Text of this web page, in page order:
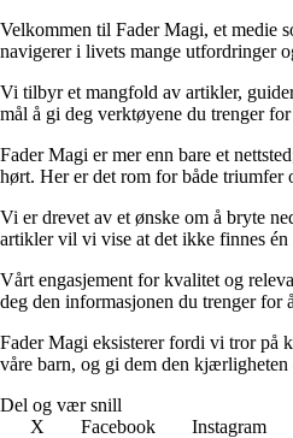
Velkommen til Fader Magi, et medie
navigerer i livets mange utfordringer
Vi tilbyr et mangfold av artikler,
mål å gi deg verktøyene du trenger
Fader Magi er mer enn bare et
hørt. Her er det rom for både
Vi er drevet av et ønske om å bryte
artikler vil vi vise at det ikke finnes
Vårt engasjement for kvalitet og
deg den informasjonen du trenger for
Fader Magi eksisterer fordi vi tror på
våre barn, og gi dem den
Del og vær snill
X
Facebook Instagram